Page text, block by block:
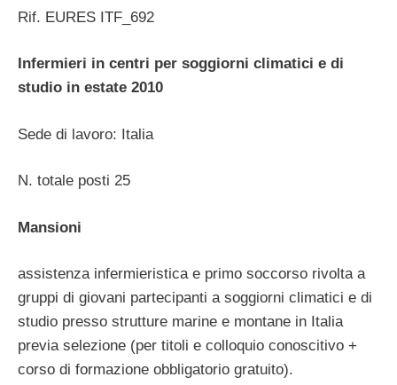
Rif. EURES ITF_692
Infermieri in centri per soggiorni climatici e di
studio in estate 2010
Sede di lavoro: Italia
N. totale posti 25
Mansioni
assistenza infermieristica e primo soccorso rivolta a
gruppi di giovani partecipanti a soggiorni climatici e di
studio presso strutture marine e montane in Italia
previa selezione (per titoli e colloquio conoscitivo +
corso di formazione obbligatorio gratuito).